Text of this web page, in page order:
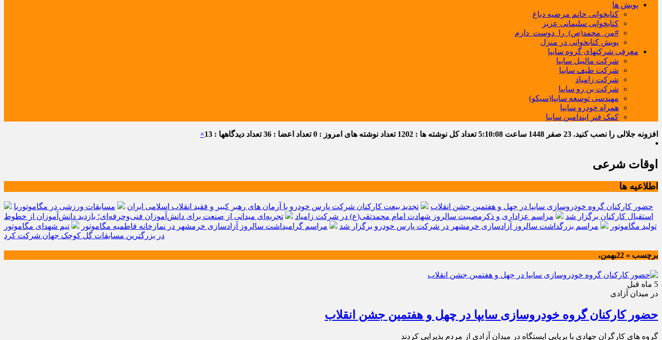
پویش ها
کتابخوانی خانم مرضیه دباغ
کتابخوانی سلیمانی عزیز
#من_محمد(ص)_را_دوست_دارم
پویش کتابخوانی در منزل
معرفی شرکتهای گروه سایپا
شرکت مالیبل سایپا
شرکت طیف سایپا
شرکت زامیاد
شرکت بن رو سایپا
مهندسی توسعه سایپا(سیکو)
همراه خودرو سایپا
کمک فنر ایندامین سایپا
افزونه جلالی را نصب کنید. 23 صفر 1448 ساعت 5:10:09تعداد کل نوشته ها : 1202 تعداد نوشته های امروز : 0 تعداد اعضا : 36 تعداد دیدگاهها : 13 ×
اوقات شرعی
اطلاعیه ها
حضور کارکنان گروه خودروسازی سایپا در چهل و هفتمین جشن انقلاب تجدید بیعت کارکنان شرکت پارس خودرو با آرمان های رهبر کبیر و فقید انقلاب اسلامی ایران
مسابقات ورزشی در مگاموتوربا
استقبال کارکنان برگزار شد
مراسم عزاداری و ذکرمصیبت سالروز شهادت امام محمدتقی(ع) در شرکت زامیاد
تجربه‌ای میدانی از صنعت برای دانش‌آموزان فنی‌وحرفه‌ای؛ بازدید دانش‌آموزان از خطوط
تولید مگاموتور
مراسم بزرگداشت سالروز آزادسازی خرمشهر در شرکت پارس خودرو برگزار شد مراسم گرامیداشت سالروز آزادسازی خرمشهر در نمازخانه فاطمیه مگاموتور
تیم شهدای مگاموتور
در بزرگترین مسابقات گل کوچک جهان شرکت کرد
برچسب » 22بهمن،
5 ماه قبل
در میدان آزادی
حضور کارکنان گروه خودروسازی سایپا در چهل و هفتمین جشن انقلاب
گروه های کارگران جهادی با برپایی ایستگاه در میدان آزادی از مردم پذیرایی کردند